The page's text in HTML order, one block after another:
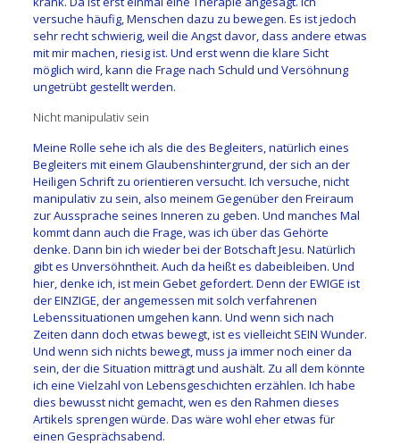
versuche häufig, Menschen dazu zu bewegen. Es ist jedoch
sehr recht schwierig, weil die Angst davor, dass andere etwas
mit mir machen, riesig ist. Und erst wenn die klare Sicht
möglich wird, kann die Frage nach Schuld und Versöhnung
ungetrübt gestellt werden.
Nicht manipulativ sein
Meine Rolle sehe ich als die des Begleiters, natürlich eines
Begleiters mit einem Glaubenshintergrund, der sich an der
Heiligen Schrift zu orientieren versucht. Ich versuche, nicht
manipulativ zu sein, also meinem Gegenüber den Freiraum
zur Aussprache seines Inneren zu geben. Und manches Mal
kommt dann auch die Frage, was ich über das Gehörte
denke. Dann bin ich wieder bei der Botschaft Jesu. Natürlich
gibt es Unversöhntheit. Auch da heißt es dabeibleiben. Und
hier, denke ich, ist mein Gebet gefordert. Denn der EWIGE ist
der EINZIGE, der angemessen mit solch verfahrenen
Lebenssituationen umgehen kann. Und wenn sich nach
Zeiten dann doch etwas bewegt, ist es vielleicht SEIN Wunder.
Und wenn sich nichts bewegt, muss ja immer noch einer da
sein, der die Situation mitträgt und aushält. Zu all dem könnte
ich eine Vielzahl von Lebensgeschichten erzählen. Ich habe
dies bewusst nicht gemacht, wen es den Rahmen dieses
Artikels sprengen würde. Das wäre wohl eher etwas für
einen Gesprächsabend.